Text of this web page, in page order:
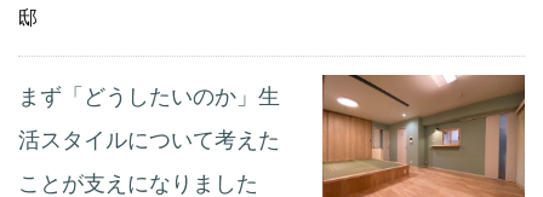
邸
まず「どうしたいのか」生
活スタイルについて考えた
ことが支えになりました